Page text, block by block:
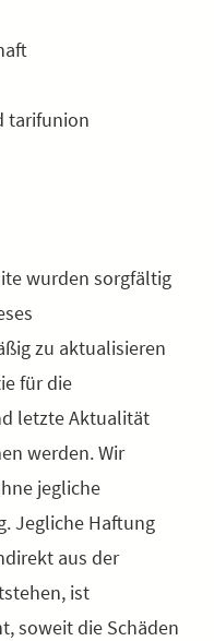
tarifunion
wurden sorgfältig
zu aktualisieren
für die
letzte Aktualität
werden. Wir
jegliche
Jegliche Haftung
aus der
ist
soweit die Schäden